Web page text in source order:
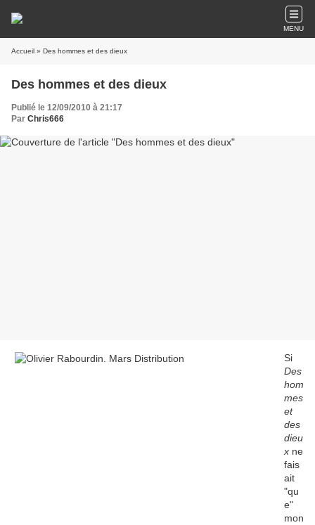
MENU
Accueil » Des hommes et des dieux
Des hommes et des dieux
Publié le 12/09/2010 à 21:17
Par Chris666
Si
Des
hom
mes
et
des
dieu
x ne
fais
ait
"qu
e"
mon